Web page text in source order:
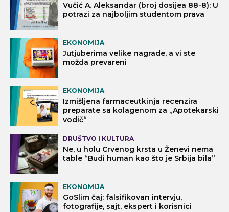
Vučić A. Aleksandar (broj dosijea 88-8): U
potrazi za najboljim studentom prava
EKONOMIJA
Jutjuberima velike nagrade, a vi ste
možda prevareni
EKONOMIJA
Izmišljena farmaceutkinja recenzira
preparate sa kolagenom za „Apotekarski
vodič“
DRUŠTVO I KULTURA
Ne, u holu Crvenog krsta u Ženevi nema
table “Budi human kao što je Srbija bila”
EKONOMIJA
GoSlim čaj: falsifikovan intervju,
fotografije, sajt, ekspert i korisnici